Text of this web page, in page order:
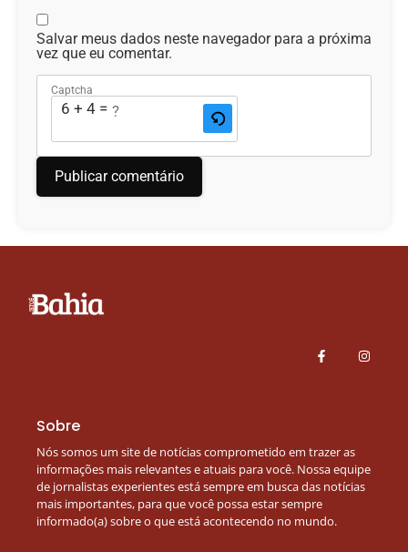
Salvar meus dados neste navegador para a próxima
vez que eu comentar.
Captcha
6 + 4 = ?
Sobre
Nós somos um site de notícias comprometido em trazer as
informações mais relevantes e atuais para você. Nossa equipe
de jornalistas experientes está sempre em busca das notícias
mais importantes, para que você possa estar sempre
informado(a) sobre o que está acontecendo no mundo.